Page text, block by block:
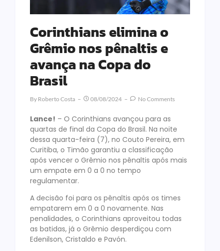
Corinthians elimina o
Grêmio nos pênaltis e
avança na Copa do
Brasil
By Roberto Costa 08/08/2024 No Comments
Lance! – O Corinthians avançou para as
quartas de final da Copa do Brasil. Na noite
dessa quarta-feira (7), no Couto Pereira, em
Curitiba, o Timão garantiu a classificação
após vencer o Grêmio nos pênaltis após mais
um empate em 0 a 0 no tempo
regulamentar.
A decisão foi para os pênaltis após os times
empatarem em 0 a 0 novamente. Nas
penalidades, o Corinthians aproveitou todas
as batidas, já o Grêmio desperdiçou com
Edenilson, Cristaldo e Pavón.